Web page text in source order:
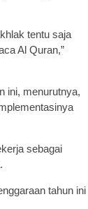
tentu saja
Al Quran,”
ini, menurutnya,
sebagai
tahun ini